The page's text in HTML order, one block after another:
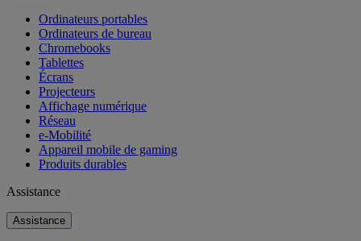
Ordinateurs portables
Ordinateurs de bureau
Chromebooks
Tablettes
Écrans
Projecteurs
Affichage numérique
Réseau
e-Mobilité
Appareil mobile de gaming
Produits durables
Assistance
Assistance